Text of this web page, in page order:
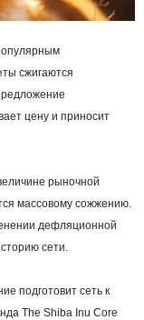
сжигаются
цену и приносит
рыночной
массовому сожжению.
дефляционной
сети.
подготовит сеть к
The Shiba Inu Core